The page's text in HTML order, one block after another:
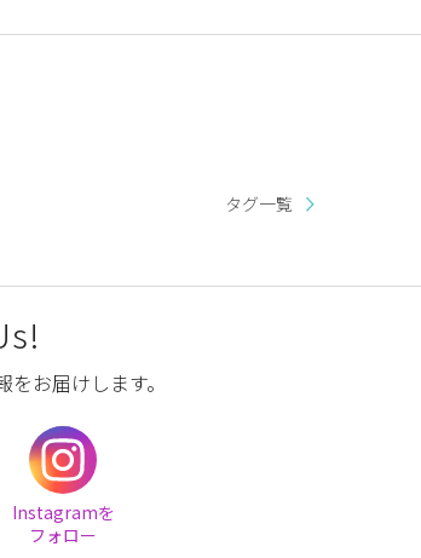
タグ一覧
お届けします。
Instagramを
フォロー